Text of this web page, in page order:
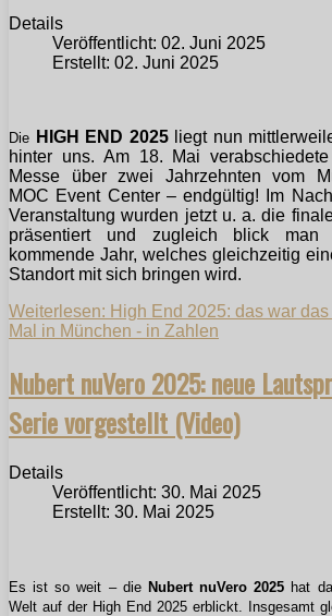
Details
Veröffentlicht: 02. Juni 2025
Erstellt: 02. Juni 2025
Die HIGH END 2025 liegt nun
hinter uns. Am 18. Mai
Messe über zwei Jahrzehnten vom
MOC Event Center – endgültig! Im
Veranstaltung wurden jetzt u. a. die
präsentiert und zugleich blick
kommende Jahr, welches gleichzeitig
Standort mit sich bringen wird.
Weiterlesen: High End 2025: das war das
Mal in München - in Zahlen
Nubert nuVero 2025: neue
Serie vorgestellt (Video)
Details
Veröffentlicht: 30. Mai 2025
Erstellt: 30. Mai 2025
Es ist so weit – die Nubert nuVero 2025 hat
Welt auf der High End 2025 erblickt. Insgesamt